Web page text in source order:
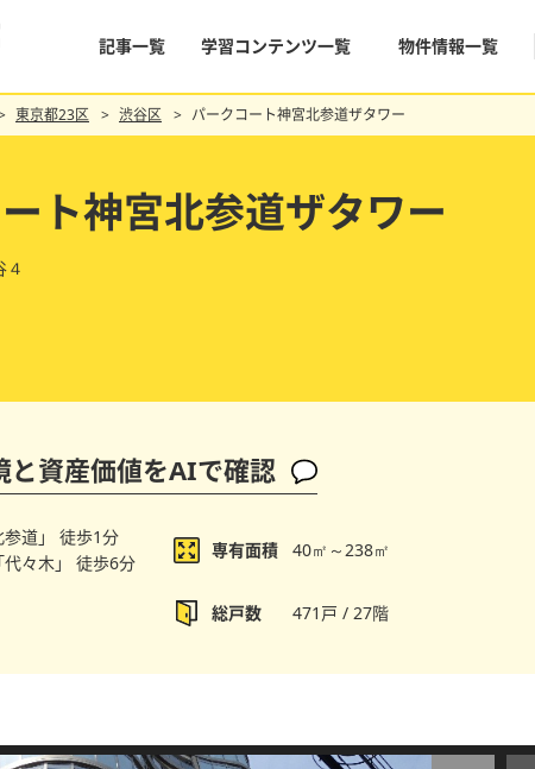
記事一覧 学習コンテンツ一覧 物件情報一覧
東京都23区 渋谷区 パークコート神宮北参道ザタワー
ト神宮北参道ザタワー
４
と資産価値をAIで確認
道」 徒歩1分
々木」 徒歩6分
専有面積 40㎡～238㎡
総戸数 471戸 / 27階